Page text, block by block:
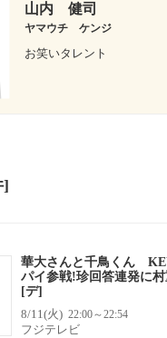
山内 健司
ヤマウチ ケンジ
お笑いタレント
]
華大さんと千鳥くん
パイ参戦!珍回答連発に
[デ]
8/11(火) 22:00～22:54
フジテレビ